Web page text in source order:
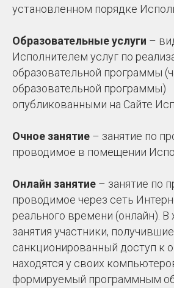
установленном порядке
Образовательные услуги –
Исполнителем услуг по
образовательной программы
образовательной программы)
опубликованными на Сайте
Очное занятие – занятие по
проводимое в помещении
Онлайн занятие – занятие по
проводимое через сеть
реального времени (онлайн). В
занятия участники, получившие
санкционированный доступ к
находятся у своих
формируемый программным